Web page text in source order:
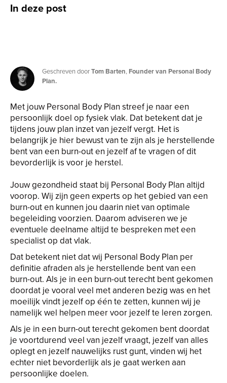
In deze post
Geschreven doorTom Barten, Founder van Personal Body
Plan.
Met jouw Personal Body Plan streef je naar een
persoonlijk doel op fysiek vlak. Dat betekent dat je
tijdens jouw plan inzet van jezelf vergt. Het is
belangrijk je hier bewust van te zijn als je herstellende
bent van een burn-out en jezelf af te vragen of dit
bevorderlijk is voor je herstel.
Jouw gezondheid staat bij Personal Body Plan altijd
voorop. Wij zijn geen experts op het gebied van een
burn-out en kunnen jou daarin niet van optimale
begeleiding voorzien. Daarom adviseren we je
eventuele deelname altijd te bespreken met een
specialist op dat vlak.
Dat betekent niet dat wij Personal Body Plan per
definitie afraden als je herstellende bent van een
burn-out. Als je in een burn-out terecht bent gekomen
doordat je vooral veel met anderen bezig was en het
moeilijk vindt jezelf op één te zetten, kunnen wij je
namelijk wel helpen meer voor jezelf te leren zorgen.
Als je in een burn-out terecht gekomen bent doordat
je voortdurend veel van jezelf vraagt, jezelf van alles
oplegt en jezelf nauwelijks rust gunt, vinden wij het
echter niet bevorderlijk als je gaat werken aan
persoonlijke doelen.